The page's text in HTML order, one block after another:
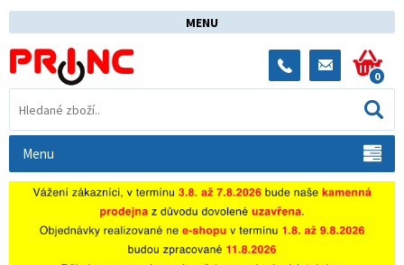
MENU
0
Menu